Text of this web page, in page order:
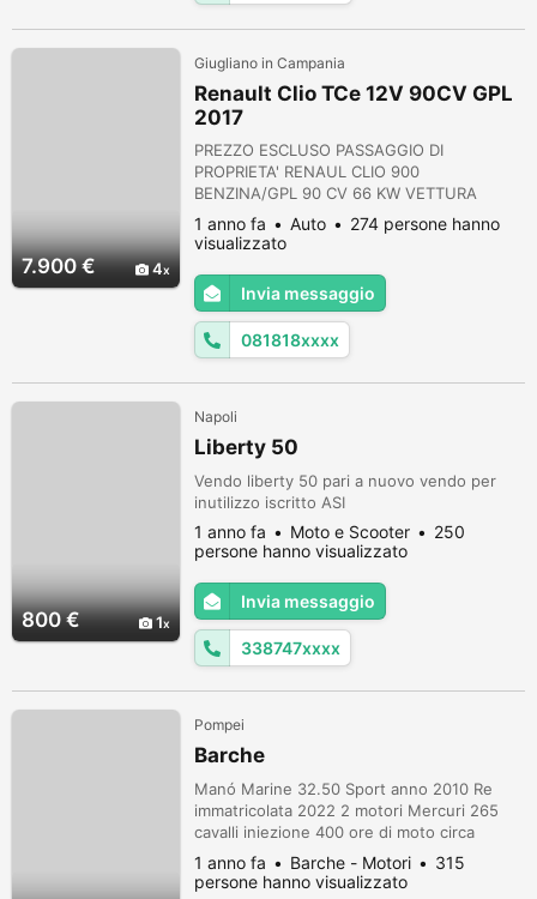
7.900 € 4
Giugliano in Campania
Renault Clio TCe 12V 90CV GPL
2017
PREZZO ESCLUSO PASSAGGIO DI
PROPRIETA' RENAUL CLIO 900
BENZINA/GPL 90 CV 66 KW VETTURA
IDEALE PER I NEOPATENTATI IMPIANTO GPL
ORIGINALE CASA MADRE ANNO 03/2017
ITALIA OTTIME CONDIZIONI GENERALI
SENSORI PARCHEGGIO POSTERIORI, LUCI
DIURNE A LED, VETRI E SPECCHIETTI
RETROVISORI ELETTRICI, START&STOP
1 anno fa Auto
274 persone hanno
visualizzato
Invia messaggio
081818xxxx
800 € 1
Napoli
Liberty 50
Vendo liberty 50 pari a nuovo vendo per
inutilizzo iscritto ASI
1 anno fa Moto e Scooter
250
persone hanno visualizzato
Invia messaggio
338747xxxx
Pompei
Barche
Manó Marine 32.50 Sport anno 2010 Re
immatricolata 2022 2 motori Mercuri 265
cavalli iniezione 400 ore di moto circa
Tende e tappezzeria rifatte nel 2023 In
acqua da giugno a ottobre. Poi sempre in
1 anno fa Barche - Motori
315
persone hanno visualizzato